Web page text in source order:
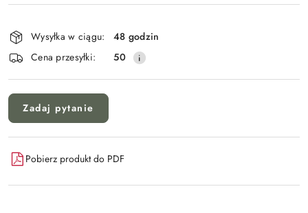
Dostępność
i
dostawa
Wysyłka w ciągu:
48 godzin
Cena przesyłki:
50
Zadaj pytanie
Pobierz produkt do PDF